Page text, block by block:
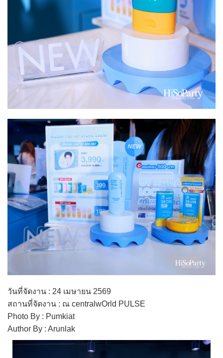
วันที่จัดงาน : 24 เมษายน 2569
สถานที่จัดงาน : ณ centralwOrld PULSE
Photo By : Pumkiat
Author By : Arunlak